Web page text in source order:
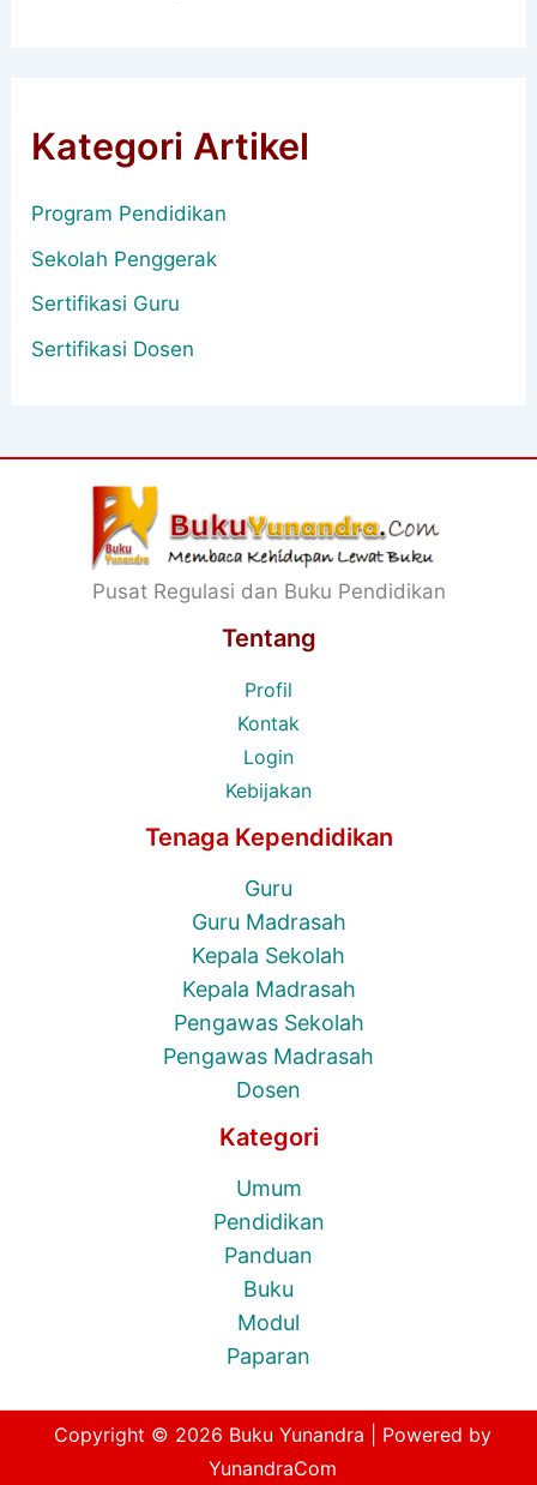
Kategori Artikel
Program Pendidikan
Sekolah Penggerak
Sertifikasi Guru
Sertifikasi Dosen
Pusat Regulasi dan Buku Pendidikan
Tentang
Profil
Kontak
Login
Kebijakan
Tenaga Kependidikan
Guru
Guru Madrasah
Kepala Sekolah
Kepala Madrasah
Pengawas Sekolah
Pengawas Madrasah
Dosen
Kategori
Umum
Pendidikan
Panduan
Buku
Modul
Paparan
Copyright © 2026 Buku Yunandra | Powered by
YunandraCom